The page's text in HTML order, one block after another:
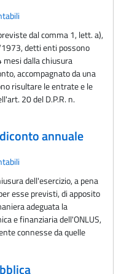
dal comma 1, lett. a),
detti enti possono
mesi dalla chiusura
accompagnato da una
risultare le entrate e le
20 del D.P.R. n.
annuale
dell'esercizio, a pena
esse previsti, di apposito
adeguata la
e finanziaria dell'ONLUS,
connesse da quelle